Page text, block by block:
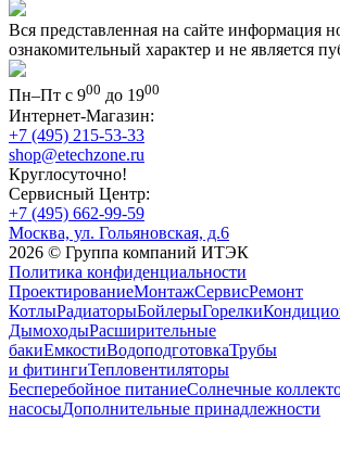
Вся представленная на сайте информация
ознакомительный характер и не является
Пн–Пт с 900 до 1900
Интернет-Магазин:
+7 (495) 215-53-33
shop@etechzone.ru
Круглосуточно!
Сервисный Центр:
+7 (495) 662-99-59
Москва, ул. Гольяновская, д.6
2026 © Группа компаний ИТЭК
Политика конфиденциальности
ПроектированиеМонтажСервисРемонт
КотлыРадиаторыБойлерыГорелки
ДымоходыРасширительные
бакиЕмкостиВодоподготовкаТрубы
и фитингиТепловентиляторы
Бесперебойное питаниеСолнечные
насосыДополнительные принадлежности